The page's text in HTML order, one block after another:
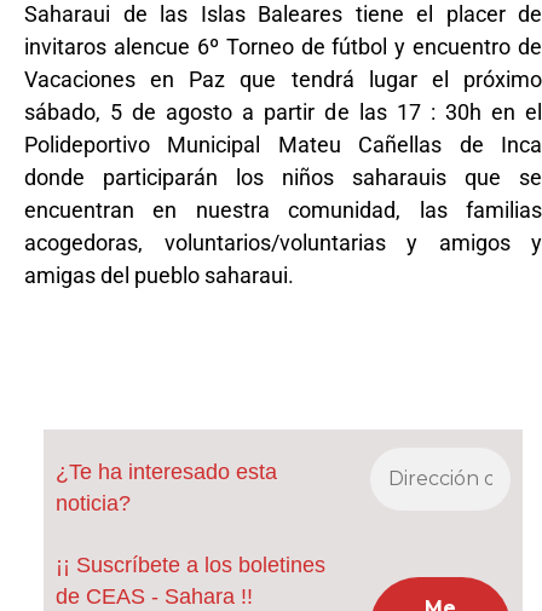
Saharaui de las Islas Baleares tiene el placer de
invitaros alencue 6º Torneo de fútbol y encuentro de
Vacaciones en Paz que tendrá lugar el próximo
sábado, 5 de agosto a partir de las 17 : 30h en el
Polideportivo Municipal Mateu Cañellas de Inca
donde participarán los niños saharauis que se
encuentran en nuestra comunidad, las familias
acogedoras, voluntarios/voluntarias y amigos y
amigas del pueblo saharaui.
¿Te ha interesado esta
noticia?
¡¡ Suscríbete a los boletines
de CEAS - Sahara !!